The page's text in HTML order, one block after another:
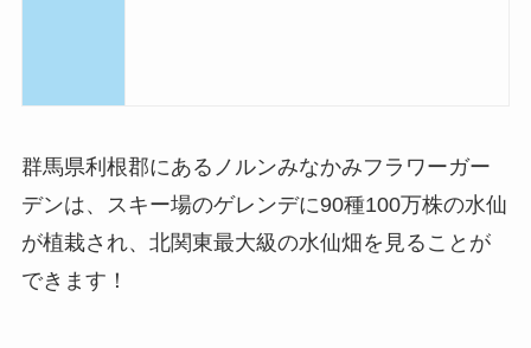
群馬県利根郡にあるノルンみなかみフラワーガー
デンは、スキー場のゲレンデに90種100万株の水仙
が植栽され、北関東最大級の水仙畑を見ることが
できます！